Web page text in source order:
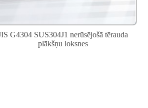
G4304 SUS304J1 nerūsējošā tērauda
plākšņu loksnes